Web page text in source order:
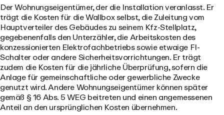
Der Wohnungseigentümer, der die Installation veranlasst. Er
trägt die Kosten für die Wallbox selbst, die Zuleitung vom
Hauptverteiler des Gebäudes zu seinem Kfz-Stellplatz,
gegebenenfalls den Unterzähler, die Arbeitskosten des
konzessionierten Elektrofachbetriebs sowie etwaige FI-
Schalter oder andere Sicherheitsvorrichtungen. Er trägt
zudem die Kosten für die jährliche Überprüfung, sofern die
Anlage für gemeinschaftliche oder gewerbliche Zwecke
genutzt wird. Andere Wohnungseigentümer können später
gemäß § 16 Abs. 5 WEG beitreten und einen angemessenen
Anteil an den ursprünglichen Kosten übernehmen.